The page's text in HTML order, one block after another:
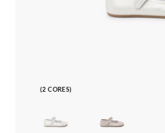
(2 CORES)